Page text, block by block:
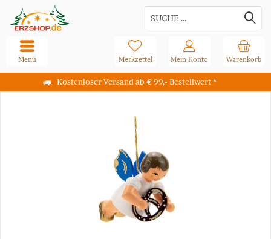
Kostenloser Versand ab € 99,- Bestellwert *
Warenkorb
Merkzettel Mein Konto
Menü